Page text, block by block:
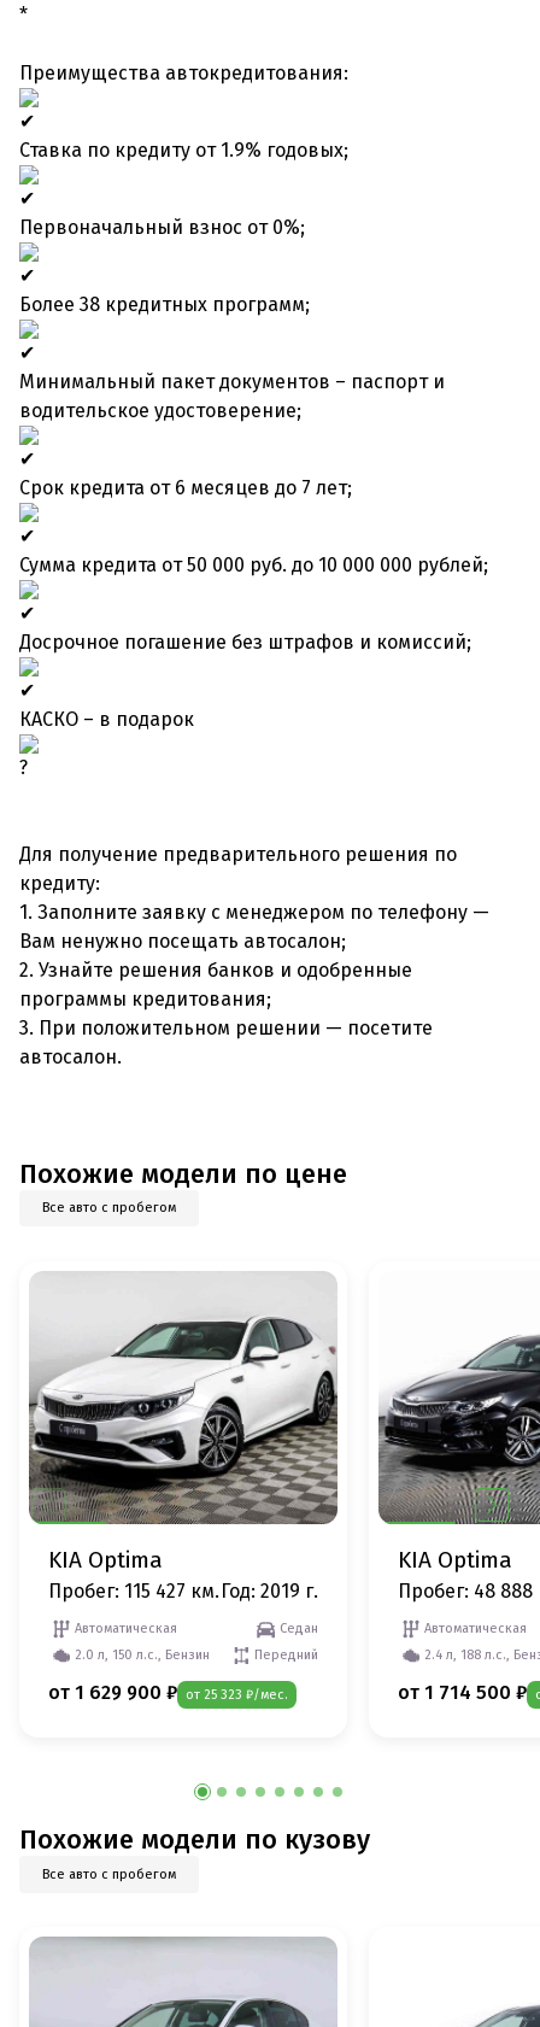
*
Преимущества автокредитования:
Ставка по кредиту от 1.9% годовых;
Первоначальный взнос от 0%;
Более 38 кредитных программ;
Минимальный пакет документов – паспорт и
водительское удостоверение;
Срок кредита от 6 месяцев до 7 лет;
Сумма кредита от 50 000 руб. до 10 000 000 рублей;
Досрочное погашение без штрафов и комиссий;
КАСКО – в подарок
Для получение предварительного решения по
кредиту:
1. Заполните заявку с менеджером по телефону —
Вам ненужно посещать автосалон;
2. Узнайте решения банков и одобренные
программы кредитования;
3. При положительном решении — посетите
автосалон.
Похожие модели по цене
Все авто с пробегом
KIA Optima
Пробег: 115 427 км. Год: 2019 г.
Автоматическая
Седан
2.0 л, 150 л.с., Бензин
Передний
от 1 629 900 ₽ от 25 323 ₽/мес.
KIA Optima
Пробег: 48 888
Автоматическая
2.4 л, 188 л.с.,
от 1 714 500 ₽
Похожие модели по кузову
Все авто с пробегом